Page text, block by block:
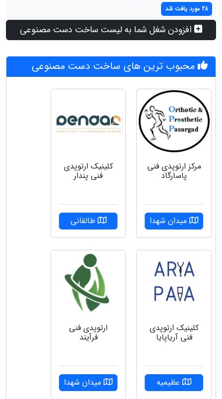
28 مورد یافت شد
افزودن شغل شما به لیست ساخت دست مصنوعی
محبوب ترین های ساخت دست مصنوعی
مرکز ارتوپدی فنی
پاسارگاد
میدان شهدا
کلینیک ارتوپدی
فنی پندار
طالقانی
کلینیک ارتوپدی
فنی آریاپایا
عظیمیه
ارتوپدی فنی
فرآیند
میدان شهدا